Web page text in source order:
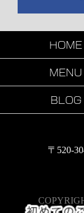
HOME
MENU
BLOG
〒520-